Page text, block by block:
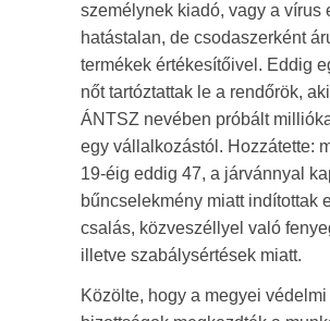
személynek kiadó, vagy a vírus
hatástalan, de csodaszerként
termékek értékesítőivel. Eddig
nőt tartóztattak le a rendőrök,
ÁNTSZ nevében próbált
egy vállalkozástól. Hozzátette:
19-éig eddig 47, a járvánnyal
bűncselekmény miatt indítottak
csalás, közveszéllyel való
illetve szabálysértések miatt.
Közölte, hogy a megyei védelmi